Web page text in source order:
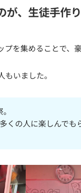
、生徒手作り
を集めることで、
いました。
くの人に楽しんでも